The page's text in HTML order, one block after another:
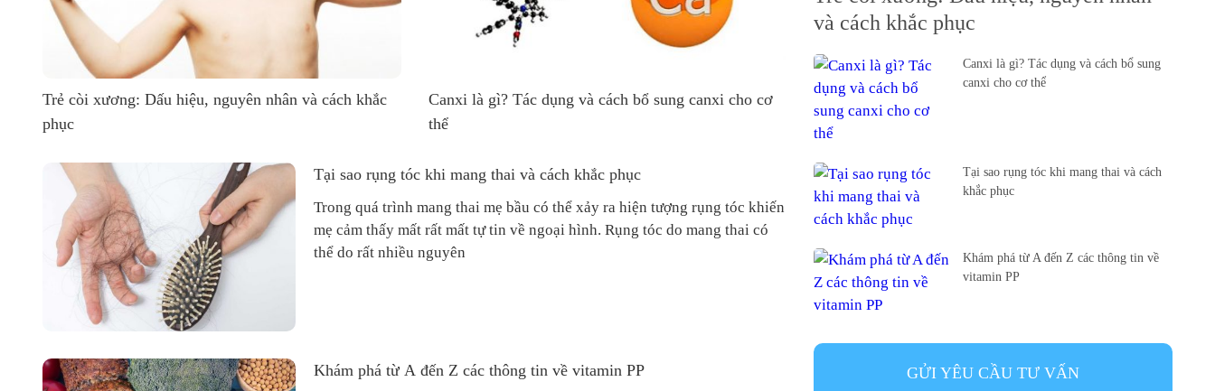
Trẻ còi xương: Dấu hiệu, nguyên nhân và cách khắc
phục
các bé dưới ba tuổi. Nguyên nhân của hiện tượng này
chủ yếu là do bé không được cung cấp đầy đủ vitamin
D và
Canxi là gì? Tác dụng và cách bổ sung canxi cho cơ
thể
tạo nên xương, răng, tóc và móng. Do đó nếu thiếu
canxi sẽ gây tình trạng loãng xương, đau nhức răng, tóc
gãy rụng và móng dễ
Tại sao rụng tóc khi mang thai và cách khắc phục
Trong quá trình mang thai mẹ bầu có thể xảy ra hiện tượng rụng tóc khiến
mẹ cảm thấy mất rất mất tự tin về ngoại hình. Rụng tóc do mang thai có
thể do rất nhiều nguyên
Khám phá từ A đến Z các thông tin về vitamin PP
và cách khắc phục
Canxi là gì? Tác dụng và cách bổ sung
canxi cho cơ thể
Tại sao rụng tóc khi mang thai và cách
khắc phục
Khám phá từ A đến Z các thông tin về
vitamin PP
GỬI YÊU CẦU TƯ VẤN